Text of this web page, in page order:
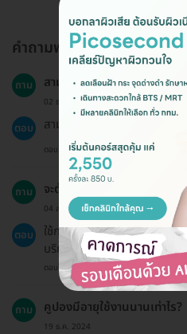
คำถามพบบ่อย
ถาม สามารถจองแพ็กเกจให้คนอื่น
02 ธ.ค. 2023
ตอบ สามารถจองให้คนอื่นได้โดยแจ้
ตอบโดยทีมงาน HD
ถาม จะต้องชำระเงินก่อนเข้ารับบริ
04 ส.ค. 2023
ตอบ
ใช้การชำระเงินออนไลน์เพื่อรั
บริการ
ตอบโดยทีมงาน HD
ถาม คูปองมีอายุใช้งานนานเท่าไร?
19 ธ.ค. 2024